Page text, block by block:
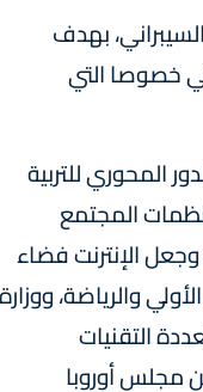
بهدف
خصوصا التي
المحوري للتربية
المجتمع
الإنترنت فضاء
والرياضة، ووزارة
التقنيات
مجلس أوروبا